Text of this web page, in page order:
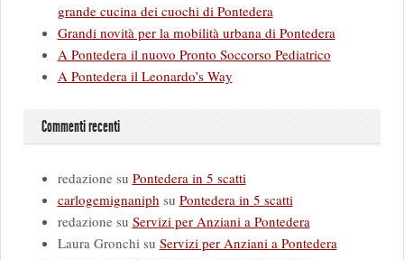
grande cucina dei cuochi di Pontedera
Grandi novità per la mobilità urbana di Pontedera
A Pontedera il nuovo Pronto Soccorso Pediatrico
A Pontedera il Leonardo’s Way
Commenti recenti
redazionesu Pontedera in 5 scatti
carlogemignaniph su Pontedera in 5 scatti
redazionesu Servizi per Anziani a Pontedera
Laura Gronchisu Servizi per Anziani a Pontedera